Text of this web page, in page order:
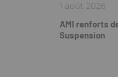
1 août 2026
AMI renforts
Suspension